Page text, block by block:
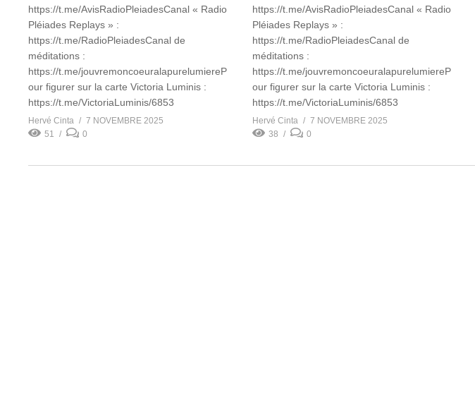
https://t.me/AvisRadioPleiadesCanal « Radio
Pléiades Replays » :
https://t.me/RadioPleiadesCanal de
méditations :
https://t.me/jouvremoncoeuralapurelumiereP
our figurer sur la carte Victoria Luminis :
https://t.me/VictoriaLuminis/6853
Hervé Cinta
7 NOVEMBRE 2025
51
0
https://t.me/AvisRadioPleiadesCanal « Radio
Pléiades Replays » :
https://t.me/RadioPleiadesCanal de
méditations :
https://t.me/jouvremoncoeuralapurelumiereP
our figurer sur la carte Victoria Luminis :
https://t.me/VictoriaLuminis/6853
Hervé Cinta
7 NOVEMBRE 2025
38
0